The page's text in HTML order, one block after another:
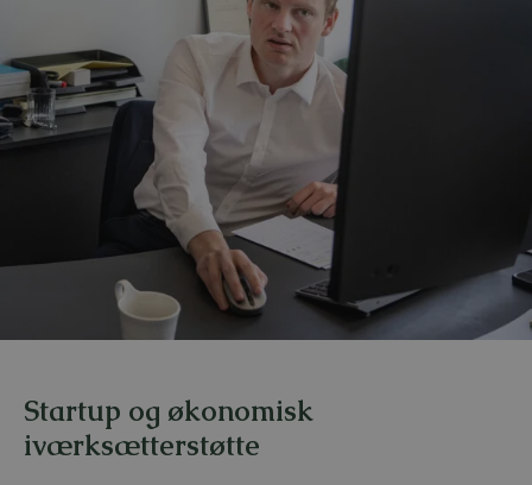
Startup og økonomisk
iværksætterstøtte